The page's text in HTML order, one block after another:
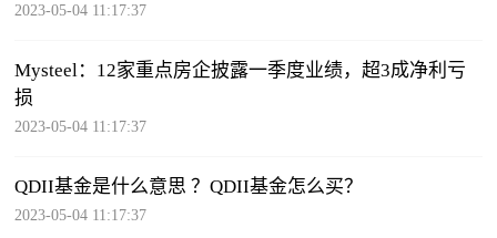
2023-05-04 11:17:37
Mysteel：12家重点房企披露一季度业绩，超3成净利亏
损
2023-05-04 11:17:37
QDII基金是什么意思 ？QDII基金怎么买？
2023-05-04 11:17:37